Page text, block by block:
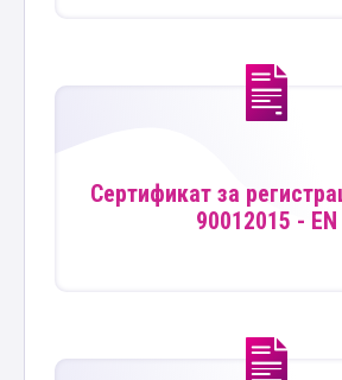
Сертификат за
90012015 - EN